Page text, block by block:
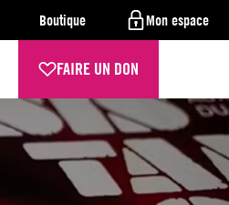
Boutique Mon espace
FAIRE UN DON